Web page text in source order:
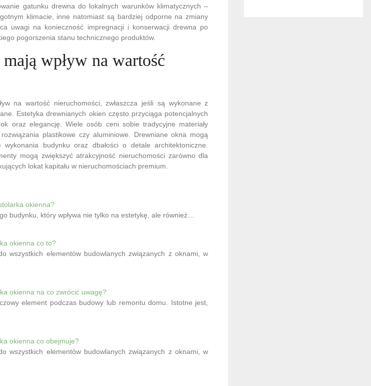
gatunku drewna do lokalnych warunków klimatycznych –
klimacie, inne natomiast są bardziej odporne na zmiany
uwagi na konieczność impregnacji i konserwacji drewna po
pogorszenia stanu technicznego produktów.
wpływ na wartość
na wartość nieruchomości, zwłaszcza jeśli są wykonane z
Estetyka drewnianych okien często przyciąga potencjalnych
oraz elegancję. Wiele osób ceni sobie tradycyjne materiały
plastikowe czy aluminiowe. Drewniane okna mogą
budynku oraz dbałości o detale architektoniczne.
mogą zwiększyć atrakcyjność nieruchomości zarówno dla
lokat kapitału w nieruchomościach premium.
okienna?
budynku, który wpływa nie tylko na estetykę, ale również…
okienna co to?
wszystkich elementów budowlanych związanych z oknami, w
okienna na co zwrócić uwagę?
element podczas budowy lub remontu domu. Istotne jest,
okienna co obejmuje?
wszystkich elementów budowlanych związanych z oknami, w